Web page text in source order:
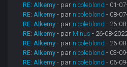
RE: Alkemy - par nicoleblond - 01-
RE: Alkemy - par nicoleblond - 08-
RE: Alkemy - par nicoleblond - 26-
RE: Alkemy - par Minus - 26-08-
RE: Alkemy - par nicoleblond - 26-
RE: Alkemy - par nicoleblond - 03-
RE: Alkemy - par nicoleblond - 06-